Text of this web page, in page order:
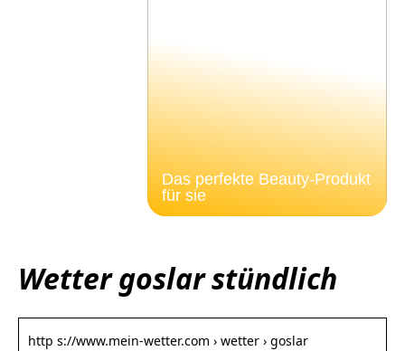
Das perfekte Beauty-Produkt
für sie
Wetter goslar stündlich
http s://www.mein-wetter.com › wetter › goslar